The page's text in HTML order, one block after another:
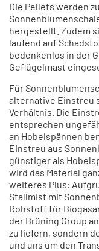
Die Pellets werden
hergestellt. Zudem
laufend auf
bedenkenlos in der
Geflügelmast
Für
alternative Einstreu
Verhältnis. Die
entsprechen
an Hobelspännen
Einstreu aus
günstiger als
wird das Material
weiteres Plus:
Stallmist mit
Rohstoff für
der Brüning Group
zu liefern, sondern
und uns um den